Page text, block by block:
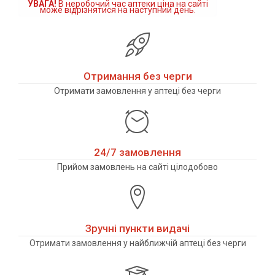
УВАГА! В неробочий час аптеки ціна на сайті
може відрізнятися на наступний день.
Отримання без черги
Отримати замовлення у аптеці без черги
24/7 замовлення
Прийом замовлень на сайті цілодобово
Зручні пункти видачі
Отримати замовлення у найближчій аптеці без черги